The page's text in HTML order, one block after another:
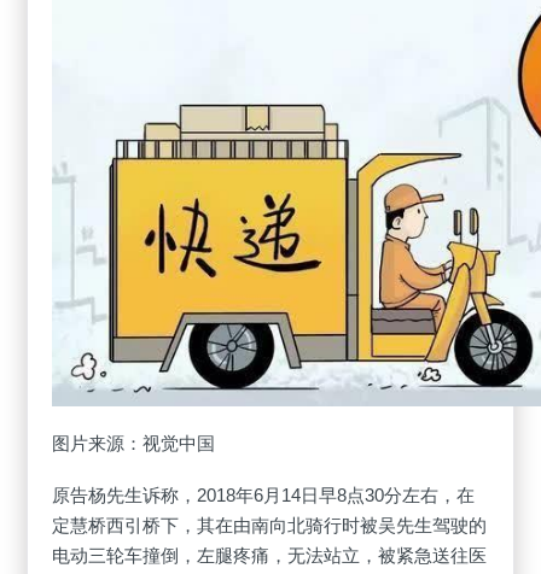
图片来源：视觉中国
原告杨先生诉称，2018年6月14日早8点30分左右，在
定慧桥西引桥下，其在由南向北骑行时被吴先生驾驶的
电动三轮车撞倒，左腿疼痛，无法站立，被紧急送往医